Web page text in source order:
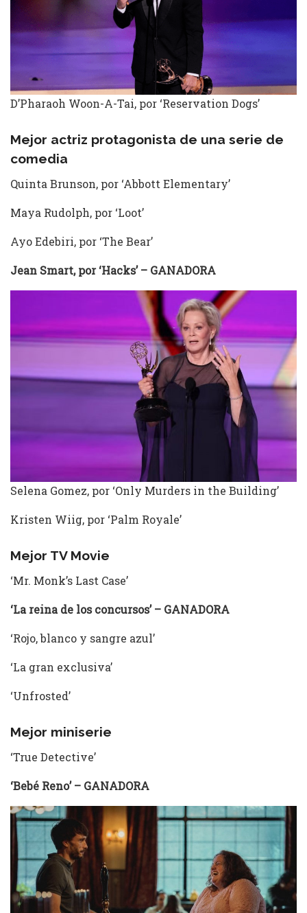
D’Pharaoh Woon-A-Tai, por ‘Reservation Dogs’
Mejor actriz protagonista de una serie de
comedia
Quinta Brunson, por ‘Abbott Elementary’
Maya Rudolph, por ‘Loot’
Ayo Edebiri, por ‘The Bear’
Jean Smart, por ‘Hacks’ – GANADORA
Selena Gomez, por ‘Only Murders in the Building’
Kristen Wiig, por ‘Palm Royale’
Mejor TV Movie
‘Mr. Monk’s Last Case’
‘La reina de los concursos’ – GANADORA
‘Rojo, blanco y sangre azul’
‘La gran exclusiva’
‘Unfrosted’
Mejor miniserie
‘True Detective’
‘Bebé Reno’ – GANADORA